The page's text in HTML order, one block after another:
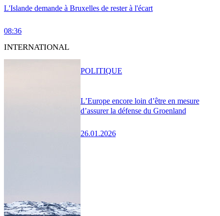
L'Islande demande à Bruxelles de rester à l'écart
08:36
INTERNATIONAL
L’Europe encore loin d’être en mesure
d’assurer la défense du Groenland
26.01.2026
POLITIQUE